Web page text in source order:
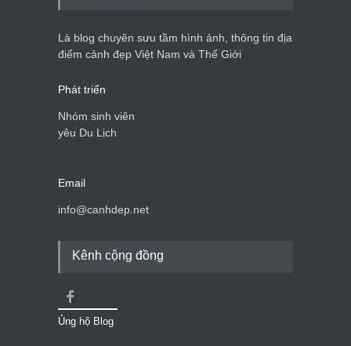
Là blog chuyên sưu tầm hình ảnh, thông tin địa
điểm cảnh đẹp Việt Nam và Thế Giới
Phát triển
Nhóm sinh viên
yêu Du Lịch
Email
info@canhdep.net
Kênh cộng đồng
Ủng hộ Blog